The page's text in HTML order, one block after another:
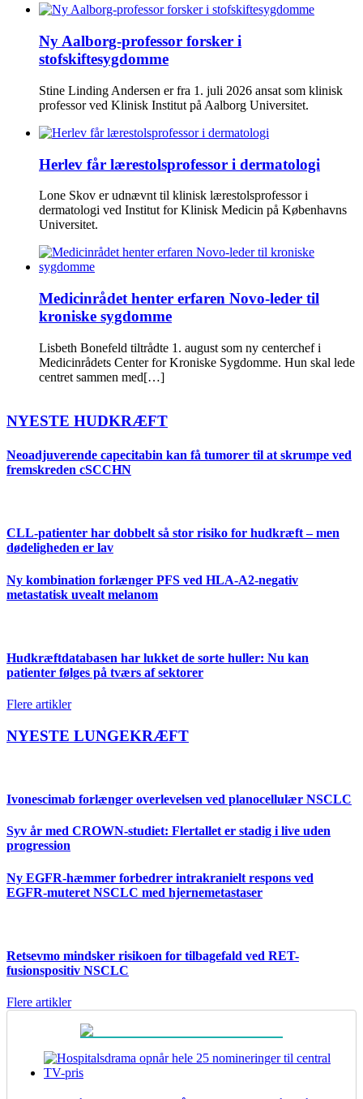
Ny Aalborg-professor forsker i
stofskiftesygdomme
Stine Linding Andersen er fra 1. juli 2026 ansat som klinisk
professor ved Klinisk Institut på Aalborg Universitet.
Herlev får lærestolsprofessor i dermatologi
Lone Skov er udnævnt til klinisk lærestolsprofessor i
dermatologi ved Institut for Klinisk Medicin på Københavns
Universitet.
Medicinrådet henter erfaren Novo-leder til
kroniske sygdomme
Lisbeth Bonefeld tiltrådte 1. august som ny centerchef i
Medicinrådets Center for Kroniske Sygdomme. Hun skal lede
centret sammen med[…]
NYESTE HUDKRÆFT
Neoadjuverende capecitabin kan få tumorer til at skrumpe ved
fremskreden cSCCHN
CLL-patienter har dobbelt så stor risiko for hudkræft – men
dødeligheden er lav
Ny kombination forlænger PFS ved HLA-A2-negativ
metastatisk uvealt melanom
Hudkræftdatabasen har lukket de sorte huller: Nu kan
patienter følges på tværs af sektorer
Flere artikler
NYESTE LUNGEKRÆFT
Ivonescimab forlænger overlevelsen ved planocellulær NSCLC
Syv år med CROWN-studiet: Flertallet er stadig i live uden
progression
Ny EGFR-hæmmer forbedrer intrakranielt respons ved
EGFR-muteret NSCLC med hjernemetastaser
Retsevmo mindsker risikoen for tilbagefald ved RET-
fusionspositiv NSCLC
Flere artikler